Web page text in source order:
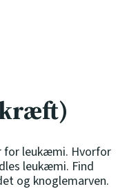
for leukæmi. Hvorfor
leukæmi. Find
og knoglemarven.